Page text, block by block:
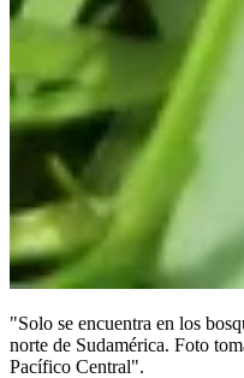
"Solo se encuentra en los
norte de Sudamérica. Foto
Pacífico Central".